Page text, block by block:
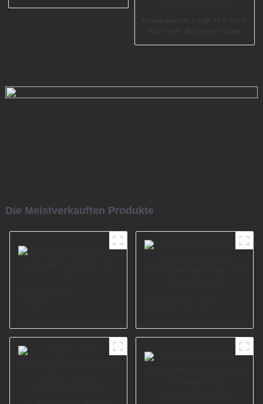
Möbelbeine Füße 120 mm
150 mm 180 mm Höhe
Die Meistverkauften Produkte
Wohnzimmermöbel,